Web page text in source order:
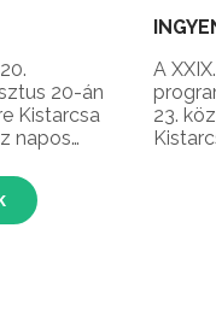
20-án
Kistarcsa
napos
az
A
23.